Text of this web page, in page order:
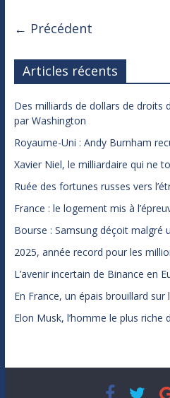
← Précédent
Articles récents
Des milliards de dollars de droits
par Washington
Royaume-Uni : Andy Burnham
Xavier Niel, le milliardaire qui ne
Ruée des fortunes russes vers
France : le logement mis à
Bourse : Samsung déçoit malgré
2025, année record pour les
L’avenir incertain de Binance en
En France, un épais brouillard
Elon Musk, l’homme le plus riche